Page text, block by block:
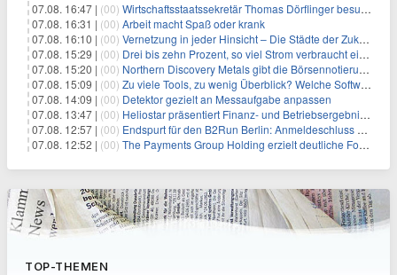
07.08. 16:47 | (00) Wirtschaftsstaatssekretär Thomas Dörflinger besucht Handwerksbetrieb im Kammerbezirk Freiburg
07.08. 16:31 | (00) Arbeit macht Spaß oder krank
07.08. 16:10 | (00) Vernetzung in jeder Hinsicht – Die Städte der Zukunft sind grün-blau
07.08. 15:29 | (00) Drei bis zehn Prozent, so viel Strom verbraucht ein Aufzug im Gebäude
07.08. 15:20 | (00) Northern Discovery Metals gibt die Börsennotierung an der Frankfurter Wertpapierbörse bekannt
07.08. 15:09 | (00) Zu viele Tools, zu wenig Überblick? Welche Software IT-Dienstleister wirklich brauchen
07.08. 14:09 | (00) Detektor gezielt an Messaufgabe anpassen
07.08. 13:47 | (00) Heliostar präsentiert Finanz- und Betriebsergebnis für das zweite Quartal 2026 mit Goldproduktion und Barreserven in Rekordhöhe
07.08. 12:57 | (00) Endspurt für den B2Run Berlin: Anmeldeschluss am 26. August
07.08. 12:52 | (00) The Payments Group Holding erzielt deutliche Fortschritte bei ihren AI-Projekten
TOP-THEMEN